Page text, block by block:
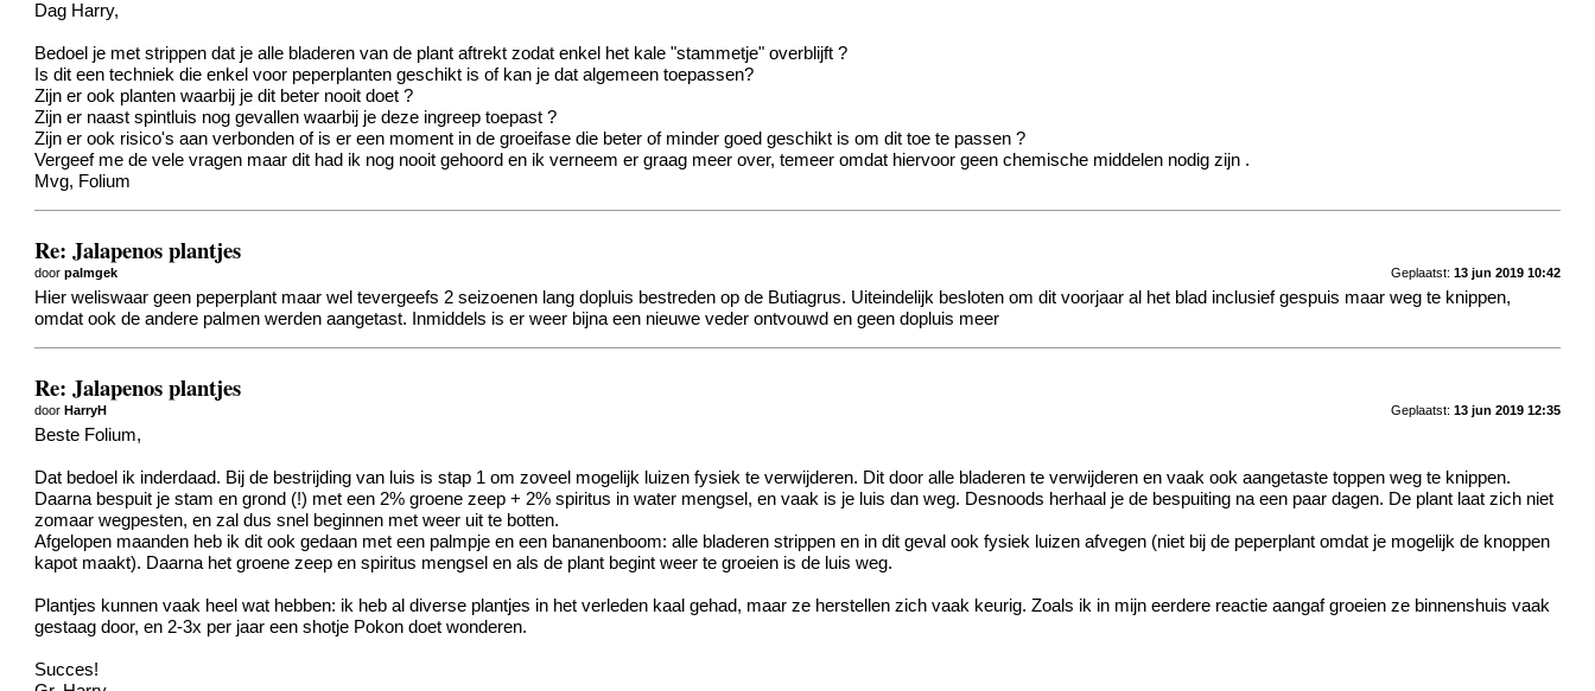
Dag Harry,
Bedoel je met strippen dat je alle bladeren van de plant aftrekt zodat enkel het kale "stammetje" overblijft ?
Is dit een techniek die enkel voor peperplanten geschikt is of kan je dat algemeen toepassen?
Zijn er ook planten waarbij je dit beter nooit doet ?
Zijn er naast spintluis nog gevallen waarbij je deze ingreep toepast ?
Zijn er ook risico's aan verbonden of is er een moment in de groeifase die beter of minder goed geschikt is om dit toe te passen ?
Vergeef me de vele vragen maar dit had ik nog nooit gehoord en ik verneem er graag meer over, temeer omdat hiervoor geen chemische middelen nodig zijn .
Mvg, Folium
Re: Jalapenos plantjes
Geplaatst: 13 jun 2019 10:42
doorpalmgek
Hier weliswaar geen peperplant maar wel tevergeefs 2 seizoenen lang dopluis bestreden op de Butiagrus. Uiteindelijk besloten om dit voorjaar al het blad inclusief gespuis maar weg te knippen,
omdat ook de andere palmen werden aangetast. Inmiddels is er weer bijna een nieuwe veder ontvouwd en geen dopluis meer
Re: Jalapenos plantjes
Geplaatst: 13 jun 2019 12:35
doorHarryH
Beste Folium,
Dat bedoel ik inderdaad. Bij de bestrijding van luis is stap 1 om zoveel mogelijk luizen fysiek te verwijderen. Dit door alle bladeren te verwijderen en vaak ook aangetaste toppen weg te knippen.
Daarna bespuit je stam en grond (!) met een 2% groene zeep + 2% spiritus in water mengsel, en vaak is je luis dan weg. Desnoods herhaal je de bespuiting na een paar dagen. De plant laat zich niet
zomaar wegpesten, en zal dus snel beginnen met weer uit te botten.
Afgelopen maanden heb ik dit ook gedaan met een palmpje en een bananenboom: alle bladeren strippen en in dit geval ook fysiek luizen afvegen (niet bij de peperplant omdat je mogelijk de knoppen
kapot maakt). Daarna het groene zeep en spiritus mengsel en als de plant begint weer te groeien is de luis weg.
Plantjes kunnen vaak heel wat hebben: ik heb al diverse plantjes in het verleden kaal gehad, maar ze herstellen zich vaak keurig. Zoals ik in mijn eerdere reactie aangaf groeien ze binnenshuis vaak
gestaag door, en 2-3x per jaar een shotje Pokon doet wonderen.
Succes!